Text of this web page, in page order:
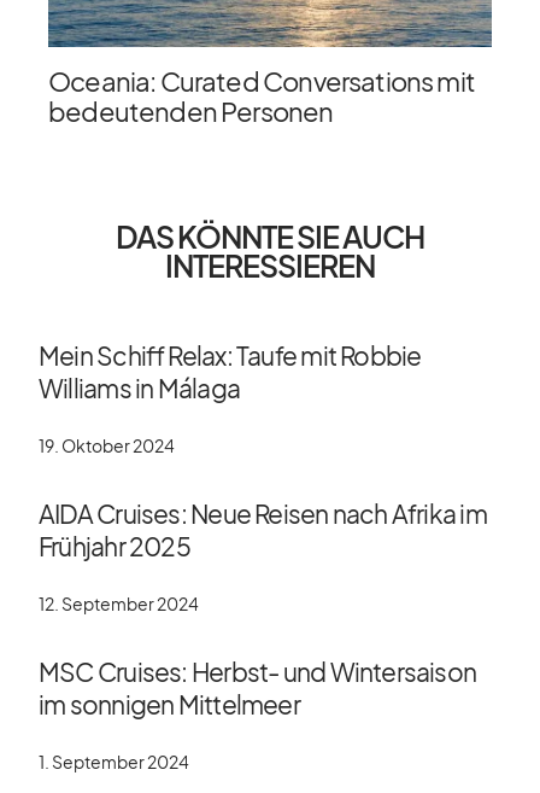
Oceania: Curated Conversations mit
bedeutenden Personen
DAS KÖNNTE SIE AUCH
INTERESSIEREN
Mein Schiff Relax: Taufe mit Robbie
Williams in Málaga
19. Oktober 2024
AIDA Cruises: Neue Reisen nach Afrika im
Frühjahr 2025
12. September 2024
MSC Cruises: Herbst- und Wintersaison
im sonnigen Mittelmeer
1. September 2024